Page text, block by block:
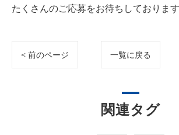
たくさんのご応募をお待ちしておりま
< 前のページ 一覧に戻る
関連タグ